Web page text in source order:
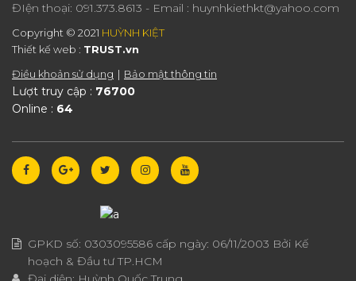
ĐIện thoại: 091.373.8613 - Email : huynhkiethkt@yahoo.com
Copyright © 2021 HUỲNH KIỆT
Thiết kế web : TRUST.vn
Điều khoản sử dụng
Bảo mật thông tin
Lượt truy cập : 76700
Online : 64
GPKD số: 0303095586 cấp ngày: 06/11/2003 Bởi Kế
hoạch & Đầu tư TP.HCM